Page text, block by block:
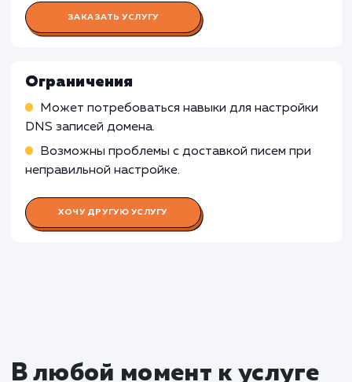
использовать бесплатные почтовые
рассмотреть альтернативные варианты,
Узнать почему
Раскладываем
почты с вашим доменом, повышая